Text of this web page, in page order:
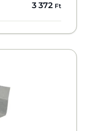
3 372 Ft